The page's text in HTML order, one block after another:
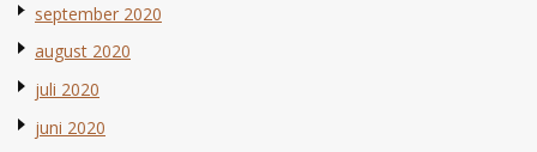
september 2020
august 2020
juli 2020
juni 2020